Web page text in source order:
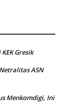
Gresik
ASN
Menkomdigi, Ini